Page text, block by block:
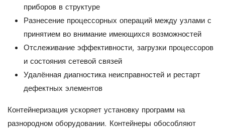
приборов в структуре
Разнесение процессорных операций между узлами с
принятием во внимание имеющихся возможностей
Отслеживание эффективности, загрузки процессоров
и состояния сетевой связей
Удалённая диагностика неисправностей и рестарт
дефектных элементов
Контейнеризация ускоряет установку программ на
разнородном оборудовании. Контейнеры обособляют